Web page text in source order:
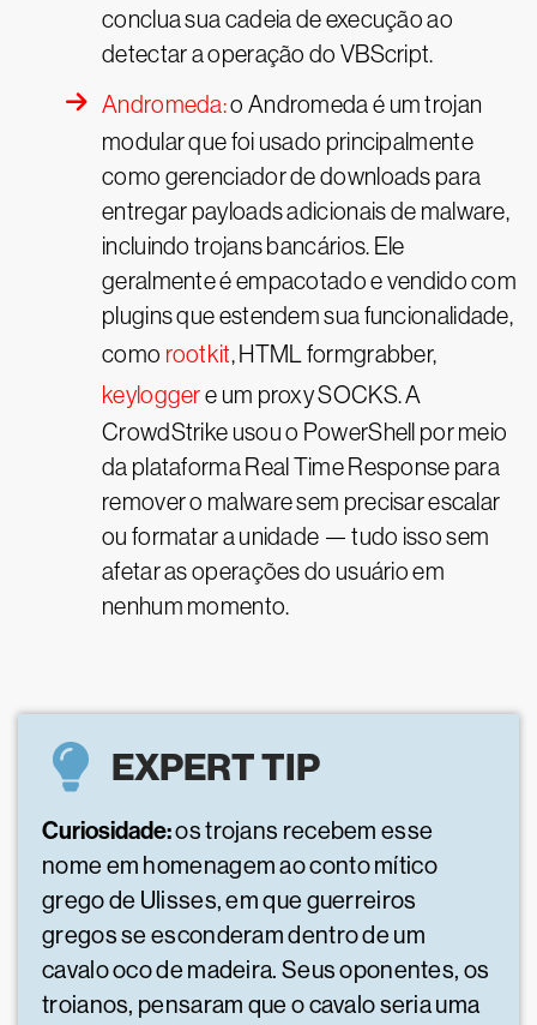
conclua sua cadeia de execução ao
detectar a operação do VBScript.
Andromeda:o Andromeda é um trojan
modular que foi usado principalmente
como gerenciador de downloads para
entregar payloads adicionais de malware,
incluindo trojans bancários. Ele
geralmente é empacotado e vendido com
plugins que estendem sua funcionalidade,
como rootkit, HTML formgrabber,
keyloggere um proxy SOCKS. A
CrowdStrike usou o PowerShell por meio
da plataforma Real Time Response para
remover o malware sem precisar escalar
ou formatar a unidade — tudo isso sem
afetar as operações do usuário em
nenhum momento.
EXPERT TIP
Curiosidade:os trojans recebem esse
nome em homenagem ao conto mítico
grego de Ulisses, em que guerreiros
gregos se esconderam dentro de um
cavalo oco de madeira. Seus oponentes, os
troianos, pensaram que o cavalo seria uma